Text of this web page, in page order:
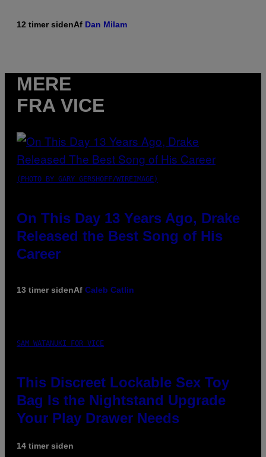
12 timer sidenAf Dan Milam
MERE
FRA VICE
(PHOTO BY GARY GERSHOFF/WIREIMAGE)
On This Day 13 Years Ago, Drake
Released the Best Song of His
Career
13 timer sidenAf Caleb Catlin
SAM WATANUKI FOR VICE
This Discreet Lockable Sex Toy
Bag Is the Nightstand Upgrade
Your Play Drawer Needs
14 timer siden